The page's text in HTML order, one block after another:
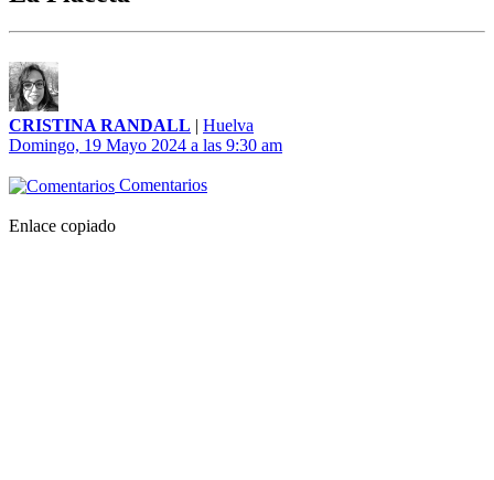
CRISTINA RANDALL | Huelva
Domingo, 19 Mayo 2024 a las 9:30 am
Comentarios
Enlace copiado